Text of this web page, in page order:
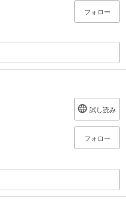
フォロー
試し読み
フォロー